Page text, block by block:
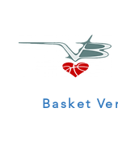
Basket